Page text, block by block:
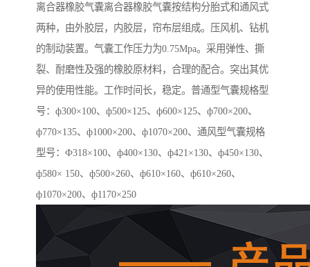
离合器橡胶气囊离合器橡胶气囊按结构分胎式和通风式
两种，由外胶层，内胶层，帘布层组成。压风机、钻机
的制动装置。气囊工作压力为0.75Mpa。采用弹性、撕
裂、耐磨性及强的橡胶原材料，合理的配合。突出其优
异的使用性能。工作时间长，稳定。普通型气囊规格型
号：ф300×100、ф500×125、ф600×125、ф700×200、
ф770×135、ф1000×200、ф1070×200、通风型气囊规格
型号：Ф318×100、ф400×130、ф421×130、ф450×130、
ф580× 150、ф500×260、ф610×160、ф610×260、
ф1070×200、ф1170×250